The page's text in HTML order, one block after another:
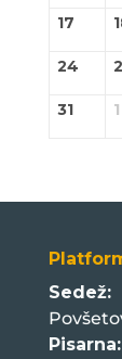
17
24
31 1
Sedež:
Pisarna: